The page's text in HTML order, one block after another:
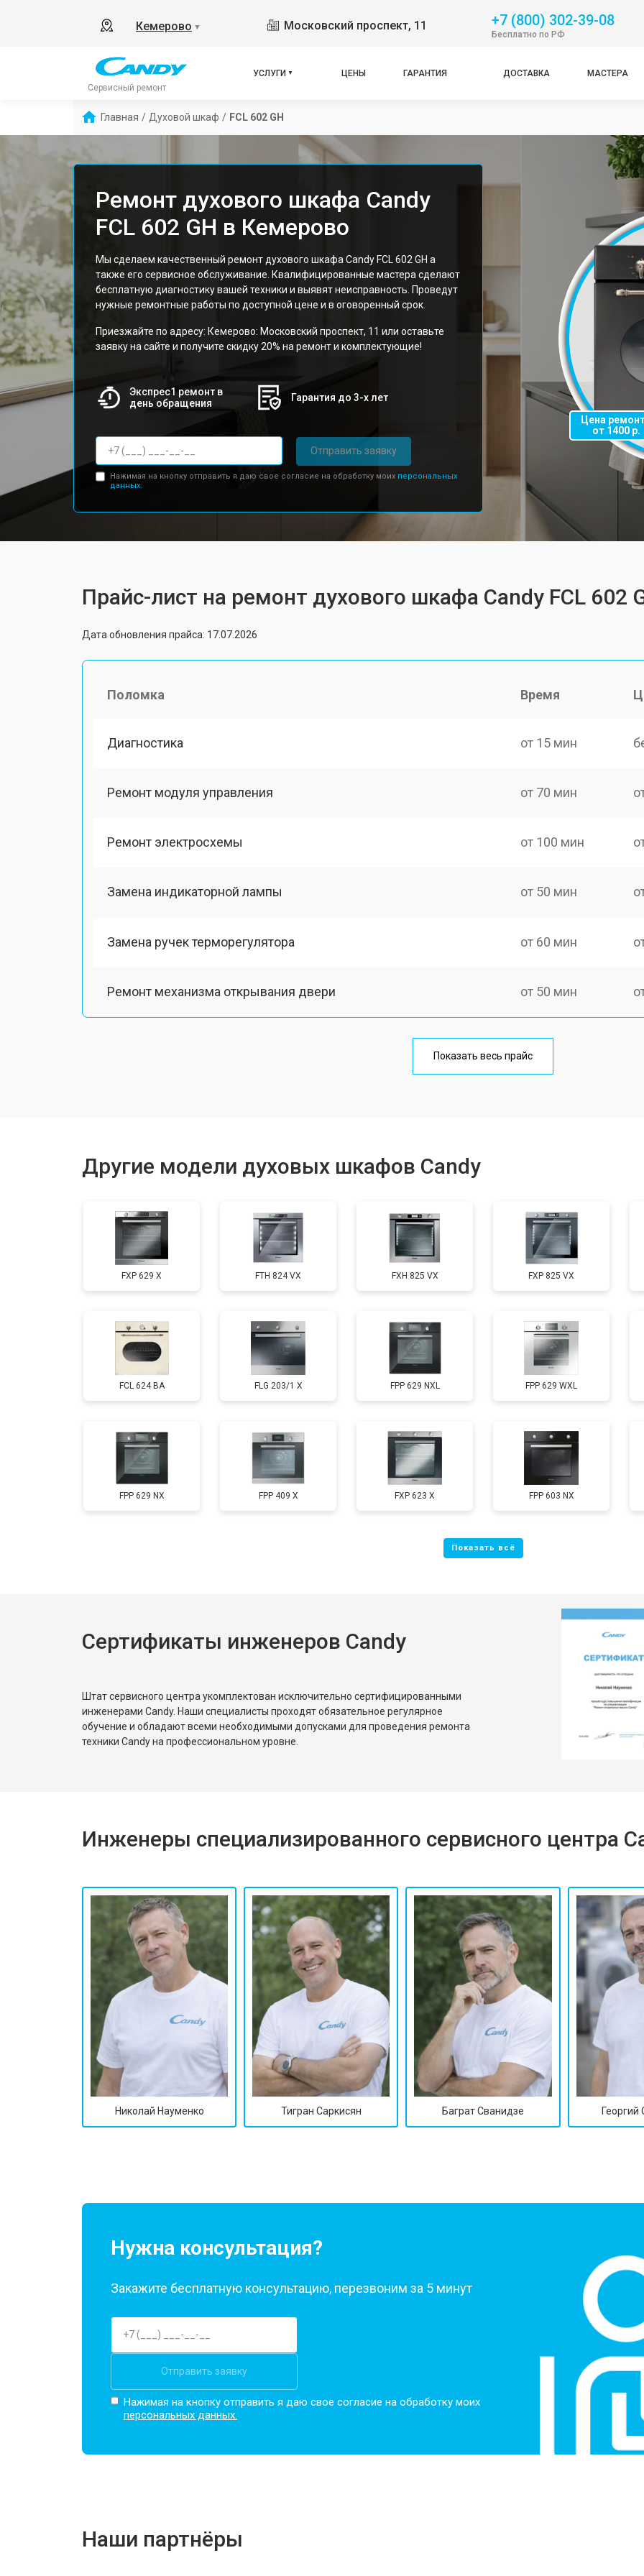
Кемерово ▼ Московский проспект, 11 +7 (800) 302-39-08
Бесплатно по РФ
Сервисный ремонт
УСЛУГИ ЦЕНЫ ГАРАНТИЯ ДОСТАВКА МАСТЕРА
Главная / Духовой шкаф / FCL 602 GH
Ремонт духового шкафа Candy
FCL 602 GH в Кемерово
Мы сделаем качественный ремонт духового шкафа Candy FCL 602 GH а
также его сервисное обслуживание. Квалифицированные мастера сделают
бесплатную диагностику вашей техники и выявят неисправность. Проведут
нужные ремонтные работы по доступной цене и в оговоренный срок.
Приезжайте по адресу: Кемерово: Московский проспект, 11 или оставьте
заявку на сайте и получите скидку 20% на ремонт и комплектующие!
Экспрес1 ремонт в
день обращения
Гарантия до 3-х лет
Отправить заявку
Нажимая на кнопку отправить я даю свое согласие на обработку моих персональных
данных.
Цена
от 1400 р.
Прайс-лист на ремонт духового шкафа Candy FCL 602
Дата обновления прайса: 17.07.2026
Поломка Время
Диагностика от 15 мин
Ремонт модуля управления от 70 мин
Ремонт электросхемы от 100 мин
Замена индикаторной лампы от 50 мин
Замена ручек терморегулятора от 60 мин
Ремонт механизма открывания двери от 50 мин
от 90 мин
Замена панели управления от 120 мин
Показать весь прайс
Другие модели духовых шкафов Candy
FXP 629 X FTH 824 VX FXH 825 VX FXP 825 VX
FCL 624 BA FLG 203/1 X FPP 629 NXL FPP 629 WXL
FPP 629 NX FPP 409 X FXP 623 X FPP 603 NX
Сертификаты инженеров Candy
Штат сервисного центра укомплектован исключительно сертифицированными
инженерами Candy. Наши специалисты проходят обязательное регулярное
обучение и обладают всеми необходимыми допусками для проведения ремонта
техники Candy на профессиональном уровне.
Инженеры специализированного сервисного центра
Николай Науменко Тигран Саркисян Баграт Сванидзе Георгий
Нужна консультация?
Закажите бесплатную консультацию, перезвоним за 5 минут
Отправить заявку
Нажимая на кнопку отправить я даю свое согласие на обработку моих
персональных данных.
Наши партнёры